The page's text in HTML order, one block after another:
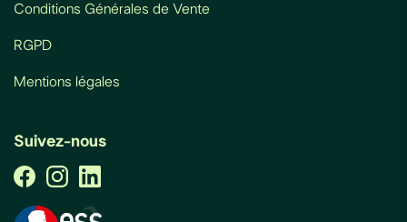
Conditions Générales de Vente
RGPD
Mentions légales
Suivez-nous